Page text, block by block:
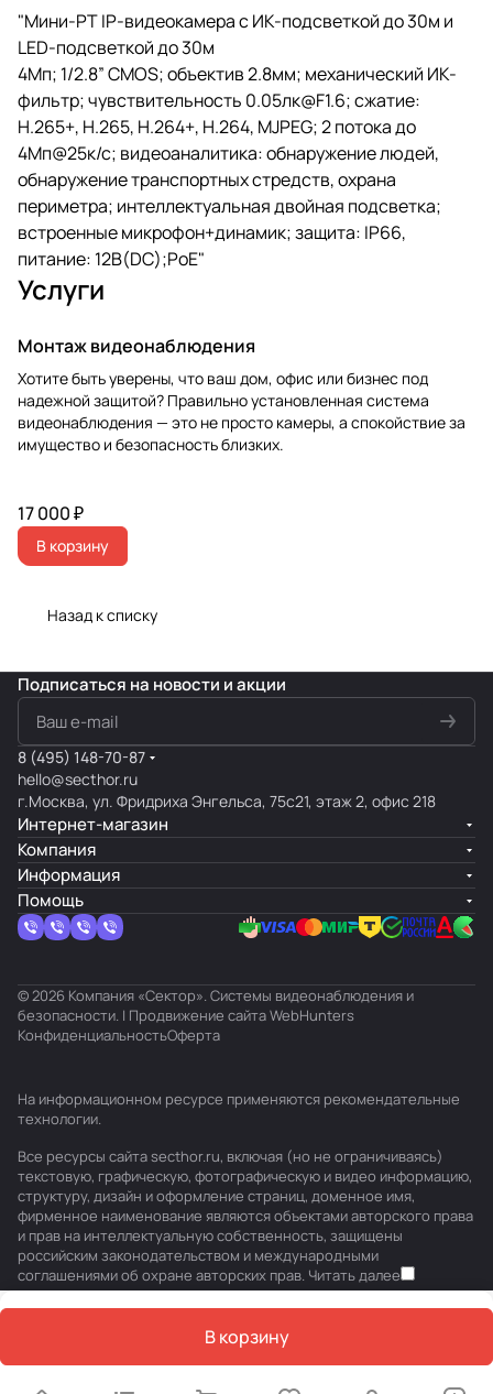
"Мини-PT IP-видеокамера с ИК-подсветкой до 30м и
LED-подсветкой до 30м
4Мп; 1/2.8” CMOS; объектив 2.8мм; механический ИК-
фильтр; чувствительность 0.05лк@F1.6; сжатие:
H.265+, H.265, H.264+, H.264, MJPEG; 2 потока до
4Мп@25к/с; видеоаналитика: обнаружение людей,
обнаружение транспортных стредств, охрана
периметра; интеллектуальная двойная подсветка;
встроенные микрофон+динамик; защита: IP66,
питание: 12В(DC);PoE"
Услуги
Монтаж видеонаблюдения
Хотите быть уверены, что ваш дом, офис или бизнес под
надежной защитой? Правильно установленная система
видеонаблюдения — это не просто камеры, а спокойствие за
имущество и безопасность близких.
17 000 ₽
В корзину
Назад к списку
В корзину
Подписаться на новости и акции
8 (495) 148-70-87
hello@secthor.ru
г.Москва, ул. Фридриха Энгельса, 75с21, этаж 2, офис 218
Интернет-магазин
Компания
Информация
Помощь
© 2026 Компания «Сектор». Системы видеонаблюдения и
безопасности. | Продвижение сайтаWebHunters
КонфиденциальностьОферта
На информационном ресурсе применяются рекомендательные
технологии.
Все ресурсы сайта secthor.ru, включая (но не ограничиваясь)
текстовую, графическую, фотографическую и видео информацию,
структуру, дизайн и оформление страниц, доменное имя,
фирменное наименование являются объектами авторского права
и прав на интеллектуальную собственность, защищены
российским законодательством и международными
соглашениями об охране авторских прав. Читать далее